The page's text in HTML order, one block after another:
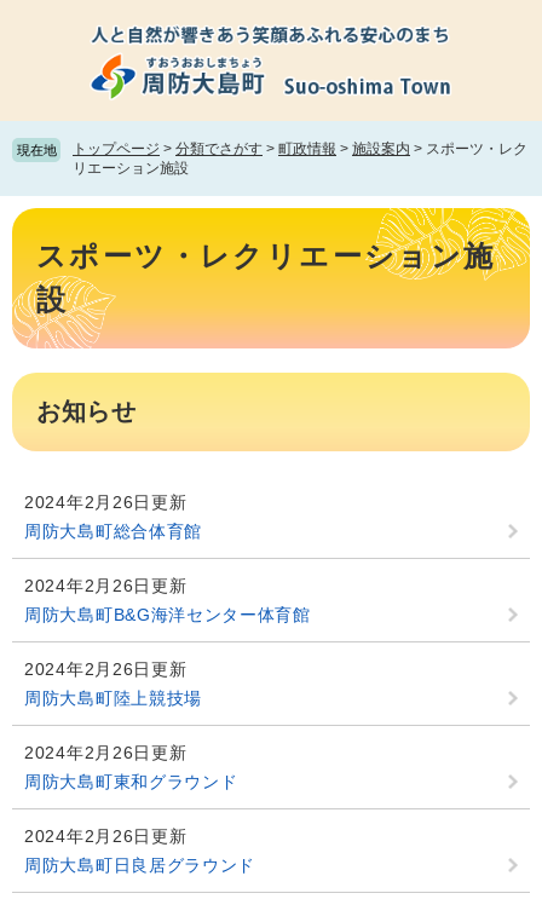
頭
で
飛
ば
て
現在地 トップページ > 分類でさがす > 町政情報 > 施設案内 > スポーツ・レク
リエーション施設
本
スポーツ・レクリエーション施
設
お知らせ
2024年2月26日更新
周防大島町総合体育館
2024年2月26日更新
周防大島町B&G海洋センター体育館
2024年2月26日更新
周防大島町陸上競技場
2024年2月26日更新
周防大島町東和グラウンド
2024年2月26日更新
周防大島町日良居グラウンド